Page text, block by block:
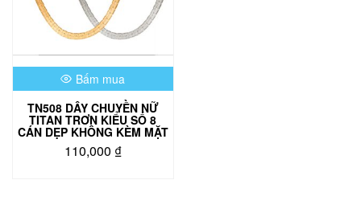
Bấm mua
TN508 DÂY CHUYỀN NỮ
TITAN TRƠN KIỂU SỐ 8
CÁN DẸP KHÔNG KÈM MẶT
110,000 ₫